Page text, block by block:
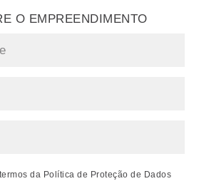
O EMPREENDIMENTO
da Política de Proteção de Dados